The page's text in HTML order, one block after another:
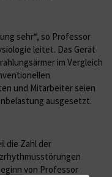
sehr“, so Professor
leitet. Das Gerät
im Vergleich
und Mitarbeiter seien
ausgesetzt.
die Zahl der
von Professor